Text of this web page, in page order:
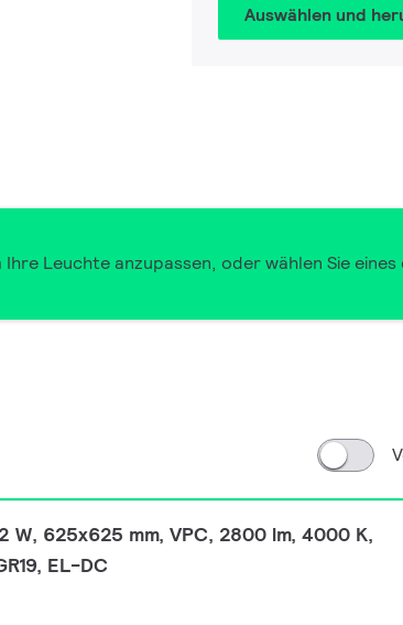
Auswählen und
Leuchte anzupassen, oder wählen Sie
625x625 mm, VPC, 2800 lm, 4000 K,
EL-DC